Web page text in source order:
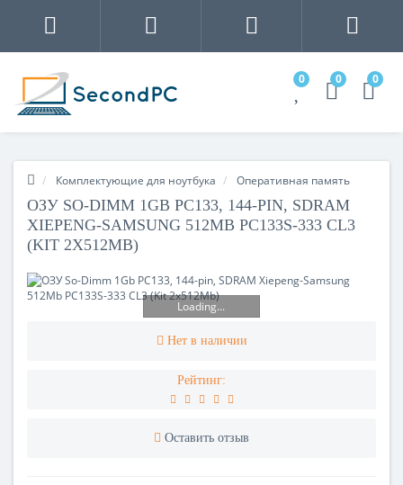
0 0 0
Комплектующие для ноутбука Оперативная память
ОЗУ SO-DIMM 1GB PC133, 144-PIN, SDRAM
XIEPENG-SAMSUNG 512MB PC133S-333 CL3
(KIT 2X512MB)
Loading...
Нет в наличии
Рейтинг:
Оставить отзыв